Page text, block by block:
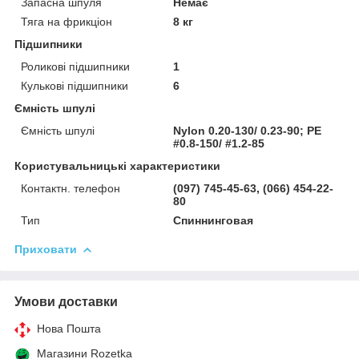
Тяга на фрикціон
8 кг
Підшипники
Роликові підшипники
1
Кулькові підшипники
6
Ємність шпулі
Ємність шпулі
Nylon 0.20-130/ 0.23-90; PE
#0.8-150/ #1.2-85
Користувальницькі характеристики
Контактн. телефон
(097) 745-45-63, (066) 454-22-
80
Тип
Спиннинговая
Приховати
Умови доставки
Нова Пошта
Магазини Rozetka